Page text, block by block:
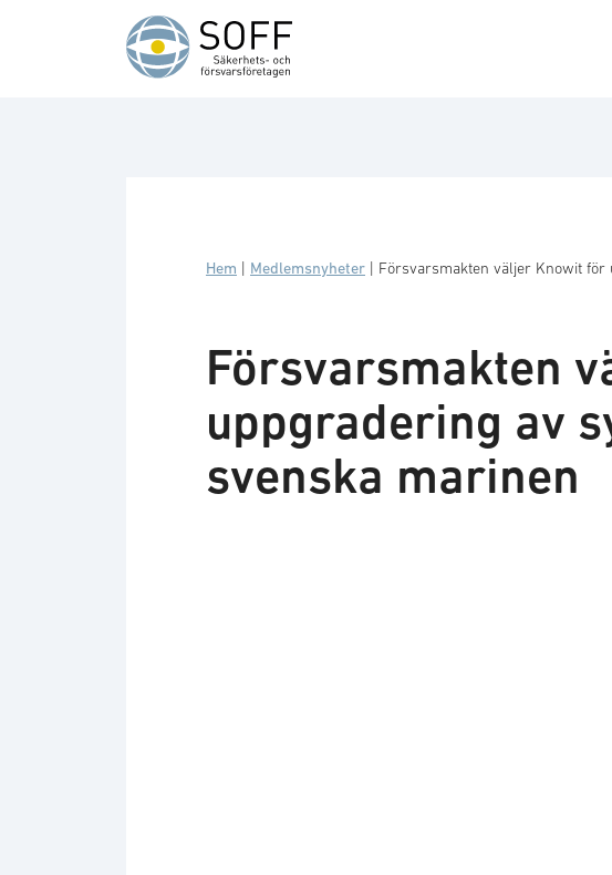
Hoppa till innehåll
Hem Medlemsnyheter Försvarsmakten väljer Knowit
Försvarsmakten
uppgradering av
svenska marinen